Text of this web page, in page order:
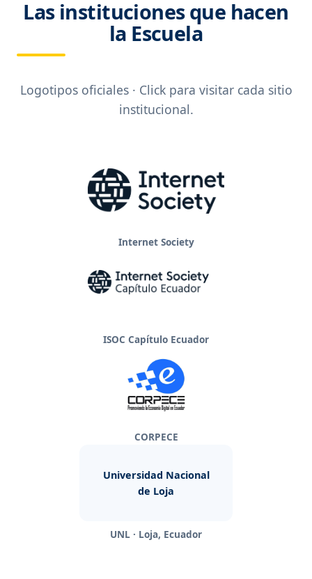
Las instituciones que hacen
la Escuela
Logotipos oficiales · Click para visitar cada sitio
institucional.
Internet Society
ISOC Capítulo Ecuador
CORPECE
Universidad Nacional
de Loja
UNL · Loja, Ecuador